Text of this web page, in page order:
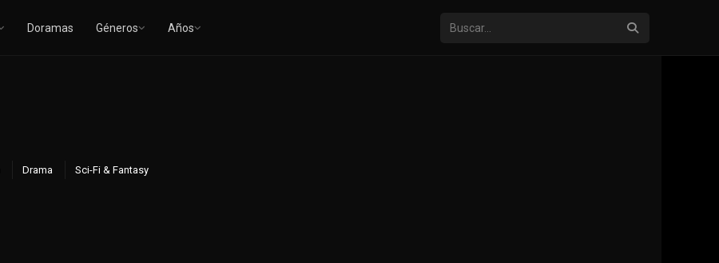
Doramas Géneros Años
Drama Sci-Fi & Fantasy